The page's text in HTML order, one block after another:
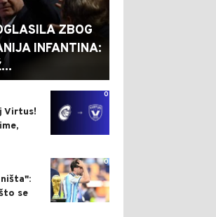
ZBOG
INFANTINA:
0
Virtus!
0
se